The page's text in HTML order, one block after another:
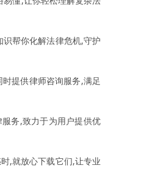
帮你化解法律危机,守护
提供律师咨询服务,满足
务,致力于为用户提供优
,就放心下载它们,让专业